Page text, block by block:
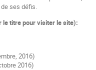
deses défis.
titre pour visiter le site):
2016)
2016)